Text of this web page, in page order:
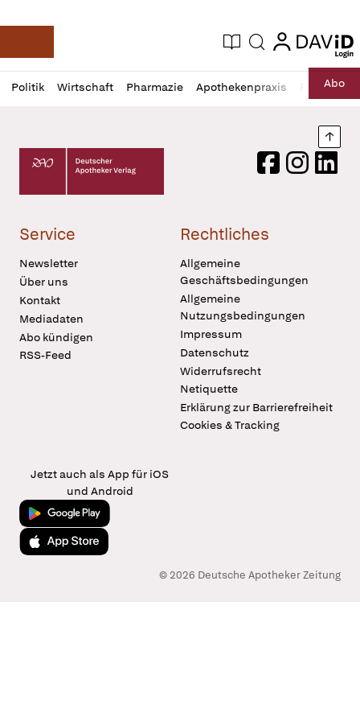
Deutsche Apotheker Zeitung
Aktuelle Ausgabe
Suche login
login
Politik Wirtschaft Pharmazie Apothekenpraxis RechtAbo
Profil
öffnen
Daz
Pur
Deutscher Apotheker Verlag Logo
FacebookInstagram
Service
Newsletter
Über uns
Kontakt
Mediadaten
Abo kündigen
RSS-Feed
Rechtliches
Allgemeine
Geschäftsbedingungen
Allgemeine
Nutzungsbedingungen
Impressum
Datenschutz
Widerrufsrecht
Netiquette
Erklärung zur Barrierefreiheit
Cookies & Tracking
Jetzt auch als App für iOS
und Android
Jetzt bei Google Play
Laden im App Store
© 2026 Deutsche Apotheker Zeitung